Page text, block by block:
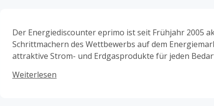
Der Energiediscounter eprimo ist seit Frühjahr 2005
Schrittmachern des Wettbewerbs auf dem
attraktive Strom- und Erdgasprodukte für jeden
zertifiziertes Klimaschutzprojekt, bei dem Emissionen
Weiterlesen